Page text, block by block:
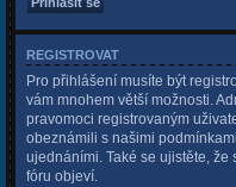
REGISTROVAT
Pro přihlášení musíte být
vám mnohem větší možnosti.
pravomoci registrovaným
obeznámili s našimi
ujednáními. Také se ujistěte,
fóru objeví.